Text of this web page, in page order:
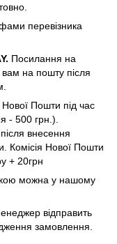
перевізника
Посилання на
на пошту після
Нової Пошти під час
- 500 грн.).
внесення
Комісія Нової Пошти
+ 20грн
можна у нашому
відправить
замовлення.